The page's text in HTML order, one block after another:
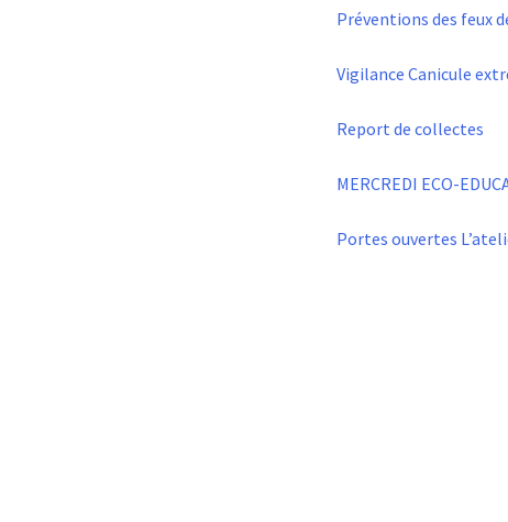
Préventions des feux
Vigilance Canicule
Report de collectes
MERCREDI ECO-
Portes ouvertes